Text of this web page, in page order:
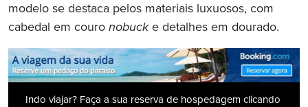
modelo se destaca pelos materiais luxuosos, com
cabedal em couro nobucke detalhes em dourado.
Indo viajar? Faça a sua reserva de hospedagem clicando